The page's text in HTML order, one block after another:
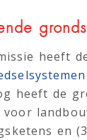
heeft
heeft de
en